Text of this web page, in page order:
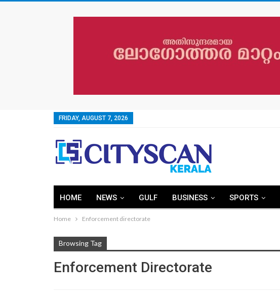
FRIDAY, AUGUST 7, 2026
HOME NEWS GULF BUSINESS SPORTS
Home Enforcement directorate
Browsing Tag
Enforcement Directorate